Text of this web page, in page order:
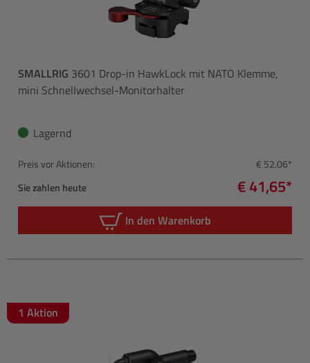
SMALLRIG 3601 Drop-in HawkLock mit NATO Klemme,
mini Schnellwechsel-Monitorhalter
Lagernd
Preis vor Aktionen:
€ 52,06*
Sie zahlen heute
€ 41,65*
In den Warenkorb
1 Aktion